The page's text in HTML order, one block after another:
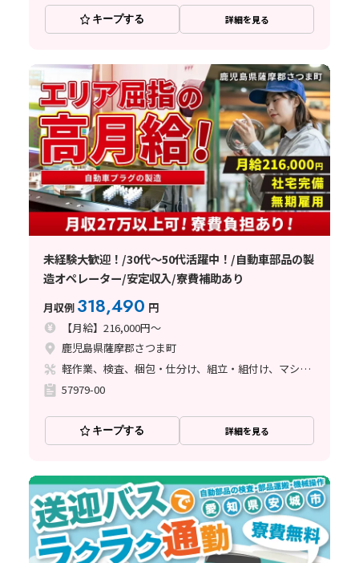
キープする 詳細を見る
未経験大歓迎！/30代～50代活躍中！/自動車部品の製
造オペレーター/安定収入/寮費補助あり
月収例 318,490 円
【月給】216,000円～
鹿児島県薩摩郡さつま町
軽作業、検査、梱包・仕分け、組立・組付け、マシンオペレーター
57979-00
キープする 詳細を見る